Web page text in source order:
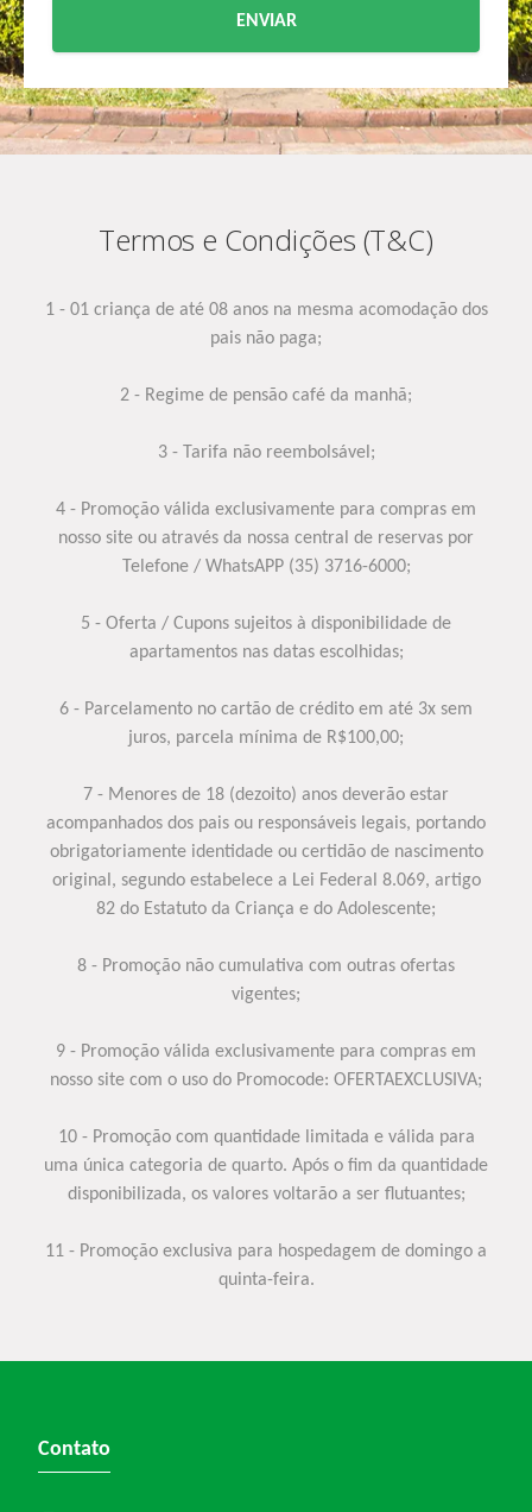
ENVIAR
Termos e Condições (T&C)
1 - 01 criança de até 08 anos na mesma acomodação dos
pais não paga;
2 - Regime de pensão café da manhã;
3 - Tarifa não reembolsável;
4 - Promoção válida exclusivamente para compras em
nosso site ou através da nossa central de reservas por
Telefone / WhatsAPP (35) 3716-6000;
5 - Oferta / Cupons sujeitos à disponibilidade de
apartamentos nas datas escolhidas;
6 - Parcelamento no cartão de crédito em até 3x sem
juros, parcela mínima de R$100,00;
7 - Menores de 18 (dezoito) anos deverão estar
acompanhados dos pais ou responsáveis legais, portando
obrigatoriamente identidade ou certidão de nascimento
original, segundo estabelece a Lei Federal 8.069, artigo
82 do Estatuto da Criança e do Adolescente;
8 - Promoção não cumulativa com outras ofertas
vigentes;
9 - Promoção válida exclusivamente para compras em
nosso site com o uso do Promocode: OFERTAEXCLUSIVA;
10 - Promoção com quantidade limitada e válida para
uma única categoria de quarto. Após o fim da quantidade
disponibilizada, os valores voltarão a ser flutuantes;
11 - Promoção exclusiva para hospedagem de domingo a
quinta-feira.
Contato